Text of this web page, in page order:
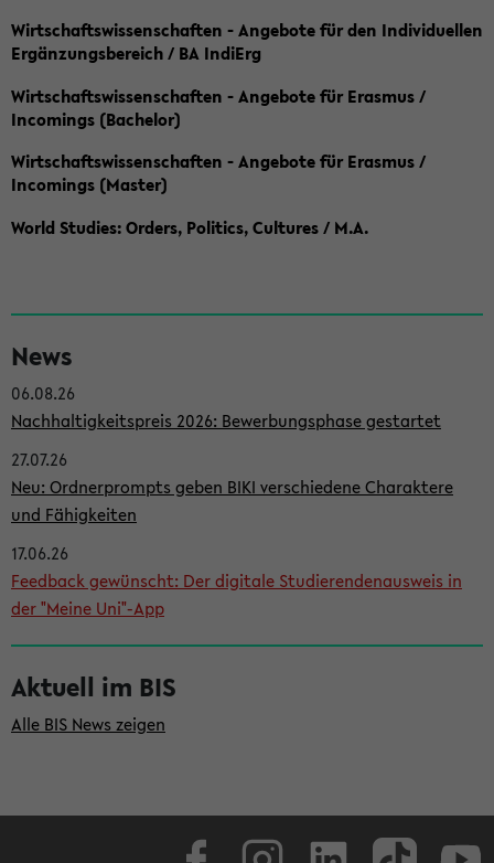
Wirtschaftswissenschaften - Angebote für den Individuellen
Ergänzungsbereich / BA IndiErg
Wirtschaftswissenschaften - Angebote für Erasmus /
Incomings (Bachelor)
Wirtschaftswissenschaften - Angebote für Erasmus /
Incomings (Master)
World Studies: Orders, Politics, Cultures / M.A.
e
i
t
e
n
l
e
i
s
t
e
News
06.08.26
Nachhaltigkeitspreis 2026: Bewerbungsphase gestartet
27.07.26
Neu: Ordnerprompts geben BIKI verschiedene Charaktere
und Fähigkeiten
17.06.26
Feedback gewünscht: Der digitale Studierendenausweis in
der "Meine Uni"-App
Aktuell im BIS
Alle BIS News zeigen